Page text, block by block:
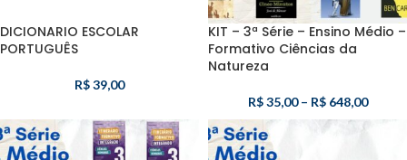
DICIONARIO ESCOLAR
PORTUGUÊS
R$39,00
KIT – 3ª Série – Ensino Médio –
Formativo Ciências da
Natureza
R$35,00 – R$648,00